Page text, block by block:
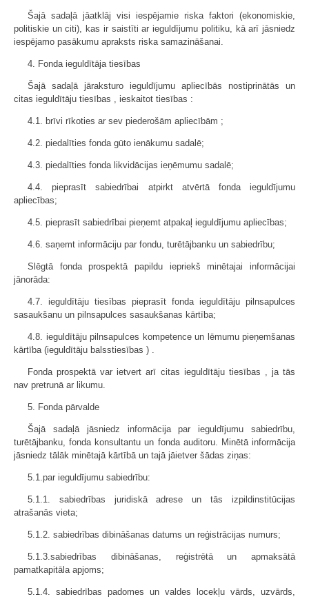
Šajā sadaļā jāatklāj visi iespējamie riska faktori (ekonomiskie,
politiskie un citi), kas ir saistīti ar ieguldījumu politiku, kā arī jāsniedz
iespējamo pasākumu apraksts riska samazināšanai.
4. Fonda ieguldītāja tiesības
Šajā sadaļā jāraksturo ieguldījumu apliecībās nostiprinātās un
citas ieguldītāju tiesības , ieskaitot tiesības :
4.1. brīvi rīkoties ar sev piederošām apliecībām ;
4.2. piedalīties fonda gūto ienākumu sadalē;
4.3. piedalīties fonda likvidācijas ieņēmumu sadalē;
4.4. pieprasīt sabiedrībai atpirkt atvērtā fonda ieguldījumu
apliecības;
4.5. pieprasīt sabiedrībai pieņemt atpakaļ ieguldījumu apliecības;
4.6. saņemt informāciju par fondu, turētājbanku un sabiedrību;
Slēgtā fonda prospektā papildu iepriekš minētajai informācijai
jānorāda:
4.7. ieguldītāju tiesības pieprasīt fonda ieguldītāju pilnsapulces
sasaukšanu un pilnsapulces sasaukšanas kārtība;
4.8. ieguldītāju pilnsapulces kompetence un lēmumu pieņemšanas
kārtība (ieguldītāju balsstiesības ) .
Fonda prospektā var ietvert arī citas ieguldītāju tiesības , ja tās
nav pretrunā ar likumu.
5. Fonda pārvalde
Šajā sadaļā jāsniedz informācija par ieguldījumu sabiedrību,
turētājbanku, fonda konsultantu un fonda auditoru. Minētā informācija
jāsniedz tālāk minētajā kārtībā un tajā jāietver šādas ziņas:
5.1.par ieguldījumu sabiedrību:
5.1.1. sabiedrības juridiskā adrese un tās izpildinstitūcijas
atrašanās vieta;
5.1.2. sabiedrības dibināšanas datums un reģistrācijas numurs;
5.1.3.sabiedrības dibināšanas, reģistrētā un apmaksātā
pamatkapitāla apjoms;
5.1.4. sabiedrības padomes un valdes locekļu vārds, uzvārds,